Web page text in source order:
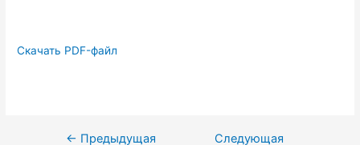
Скачать PDF-файл
Навигация
← Предыдущая Следующая